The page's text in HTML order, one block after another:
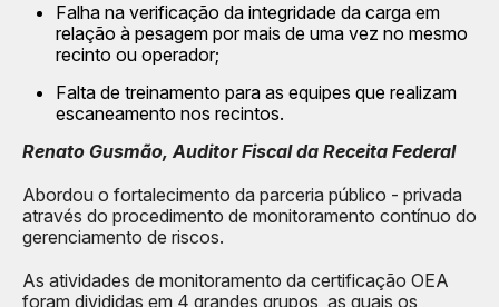
Falha na verificação da integridade da carga em
relação à pesagem por mais de uma vez no mesmo
recinto ou operador;
Falta de treinamento para as equipes que realizam
escaneamento nos recintos.
Renato Gusmão, Auditor Fiscal da Receita Federal
Abordou o fortalecimento da parceria público - privada
através do procedimento de monitoramento contínuo do
gerenciamento de riscos.
As atividades de monitoramento da certificação OEA
foram divididas em 4 grandes grupos, as quais os